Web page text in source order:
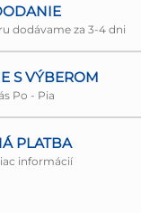
dodávame za 3-4 dni
S VÝBEROM
Po - Pia
PLATBA
informácií